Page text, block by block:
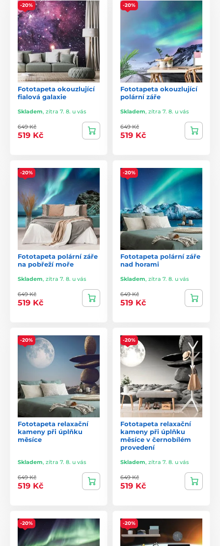
-20%
Fototapeta okouzlující
fialová galaxie
Skladem, zítra 7. 8. u vás
649 Kč
519 Kč
-20%
Fototapeta okouzlující
polární záře
Skladem, zítra 7. 8. u vás
649 Kč
519 Kč
-20%
Fototapeta polární záře
na pobřeží moře
Skladem, zítra 7. 8. u vás
649 Kč
519 Kč
-20%
Fototapeta polární záře
nad horami
Skladem, zítra 7. 8. u vás
649 Kč
519 Kč
-20%
Fototapeta relaxační
kameny při úplňku
měsíce
Skladem, zítra 7. 8. u vás
649 Kč
519 Kč
-20%
Fototapeta relaxační
kameny při úplňku
měsíce v černobílém
provedení
Skladem, zítra 7. 8. u vás
649 Kč
519 Kč
-20% -20%